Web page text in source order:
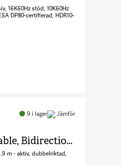
16K60Hz stöd, 10K60Hz
DP80-certifierad, HDR10-
kabel
9 i lager Jämför
StarTech.com 6.6ft (2m) USB C to DisplayPort 1.2 Cable, Bidirectional
m - aktiv, dubbelriktad,